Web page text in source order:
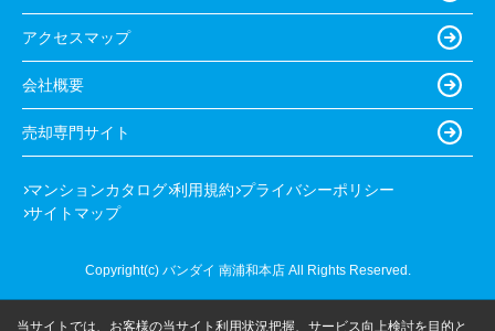
アクセスマップ
会社概要
売却専門サイト
マンションカタログ 利用規約 プライバシーポリシー
サイトマップ
Copyright(c) バンダイ 南浦和本店 All Rights Reserved.
当サイトでは、お客様の当サイト利用状況把握、サービス向上検討を目的と